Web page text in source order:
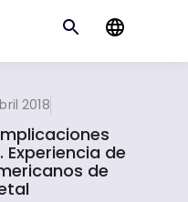
2018
de
de